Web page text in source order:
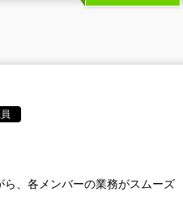
、各メンバーの業務がスムーズ